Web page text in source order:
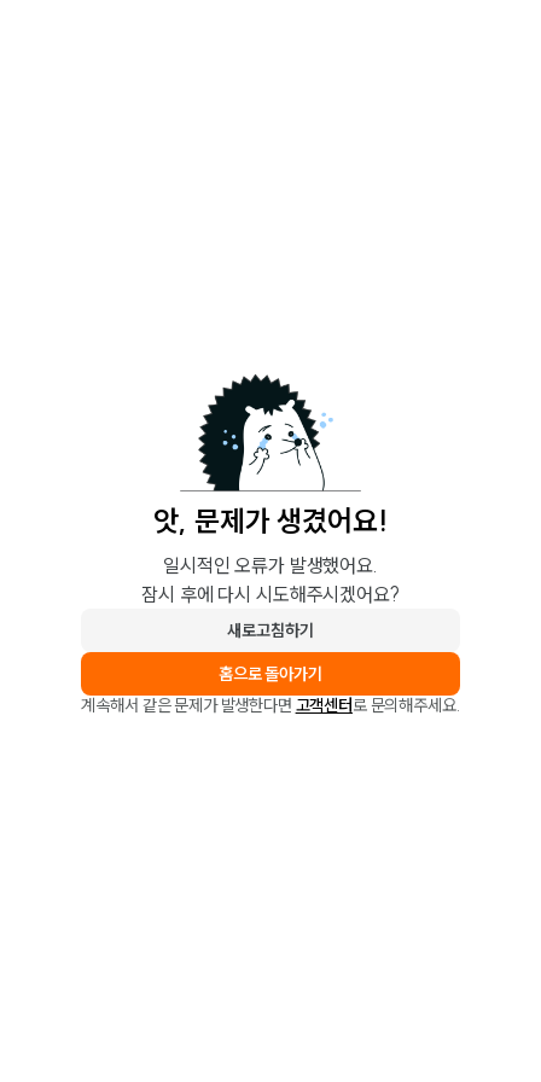
앗, 문제가 생겼어요!
일시적인 오류가 발생했어요.
잠시 후에 다시 시도해주시겠어요?
새로고침하기
홈으로 돌아가기
계속해서 같은 문제가 발생한다면 고객센터로 문의해주세요.